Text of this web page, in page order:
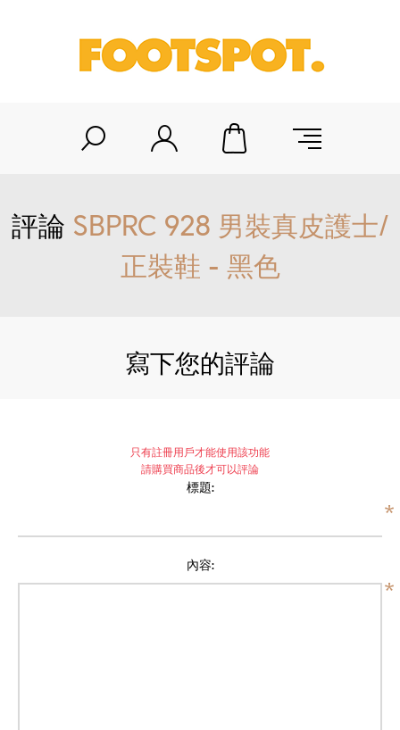
評論 SBPRC 928 男裝真皮護士/
正裝鞋 - 黑色
寫下您的評論
只有註冊用戶才能使用該功能
請購買商品後才可以評論
標題:
*
內容:
*